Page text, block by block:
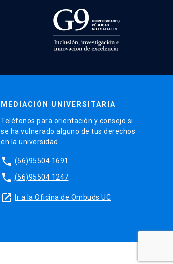
MEDIACIÓN UNIVERSITARIA
Teléfonos para orientación y consejo si
se ha vulnerado alguno de tus derechos
en la universidad.
phone (56)95504 1691
phone (56)95504 1247
launch Ir a la Oficina de Ombuds UC